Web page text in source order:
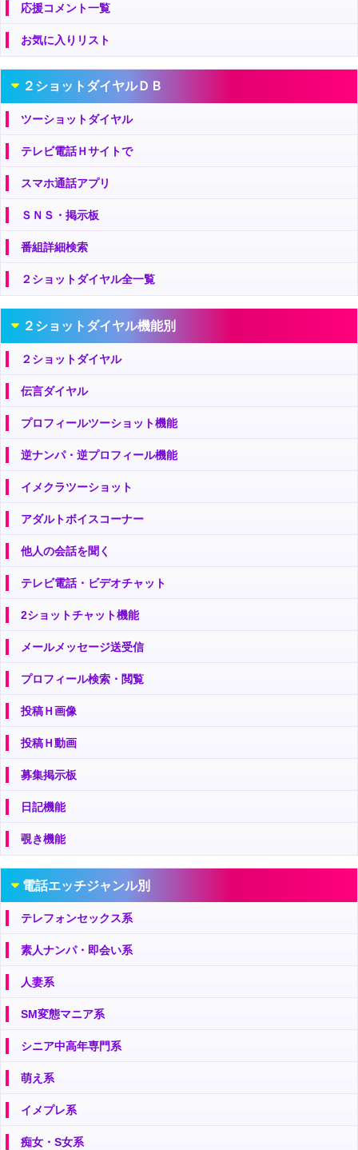
応援コメント一覧
お気に入りリスト
２ショットダイヤルＤＢ
ツーショットダイヤル
テレビ電話Ｈサイトで
スマホ通話アプリ
ＳＮＳ・掲示板
番組詳細検索
２ショットダイヤル全一覧
２ショットダイヤル機能別
２ショットダイヤル
伝言ダイヤル
プロフィールツーショット機能
逆ナンパ・逆プロフィール機能
イメクラツーショット
アダルトボイスコーナー
他人の会話を聞く
テレビ電話・ビデオチャット
2ショットチャット機能
メールメッセージ送受信
プロフィール検索・閲覧
投稿Ｈ画像
投稿Ｈ動画
募集掲示板
日記機能
覗き機能
電話エッチジャンル別
テレフォンセックス系
素人ナンパ・即会い系
人妻系
SM変態マニア系
シニア中高年専門系
萌え系
イメプレ系
痴女・S女系